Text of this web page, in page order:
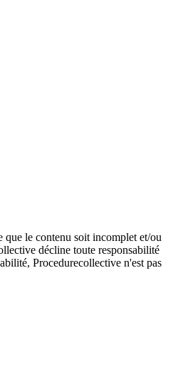
que le contenu soit incomplet et/ou
décline toute responsabilité
Procedurecollective n'est pas